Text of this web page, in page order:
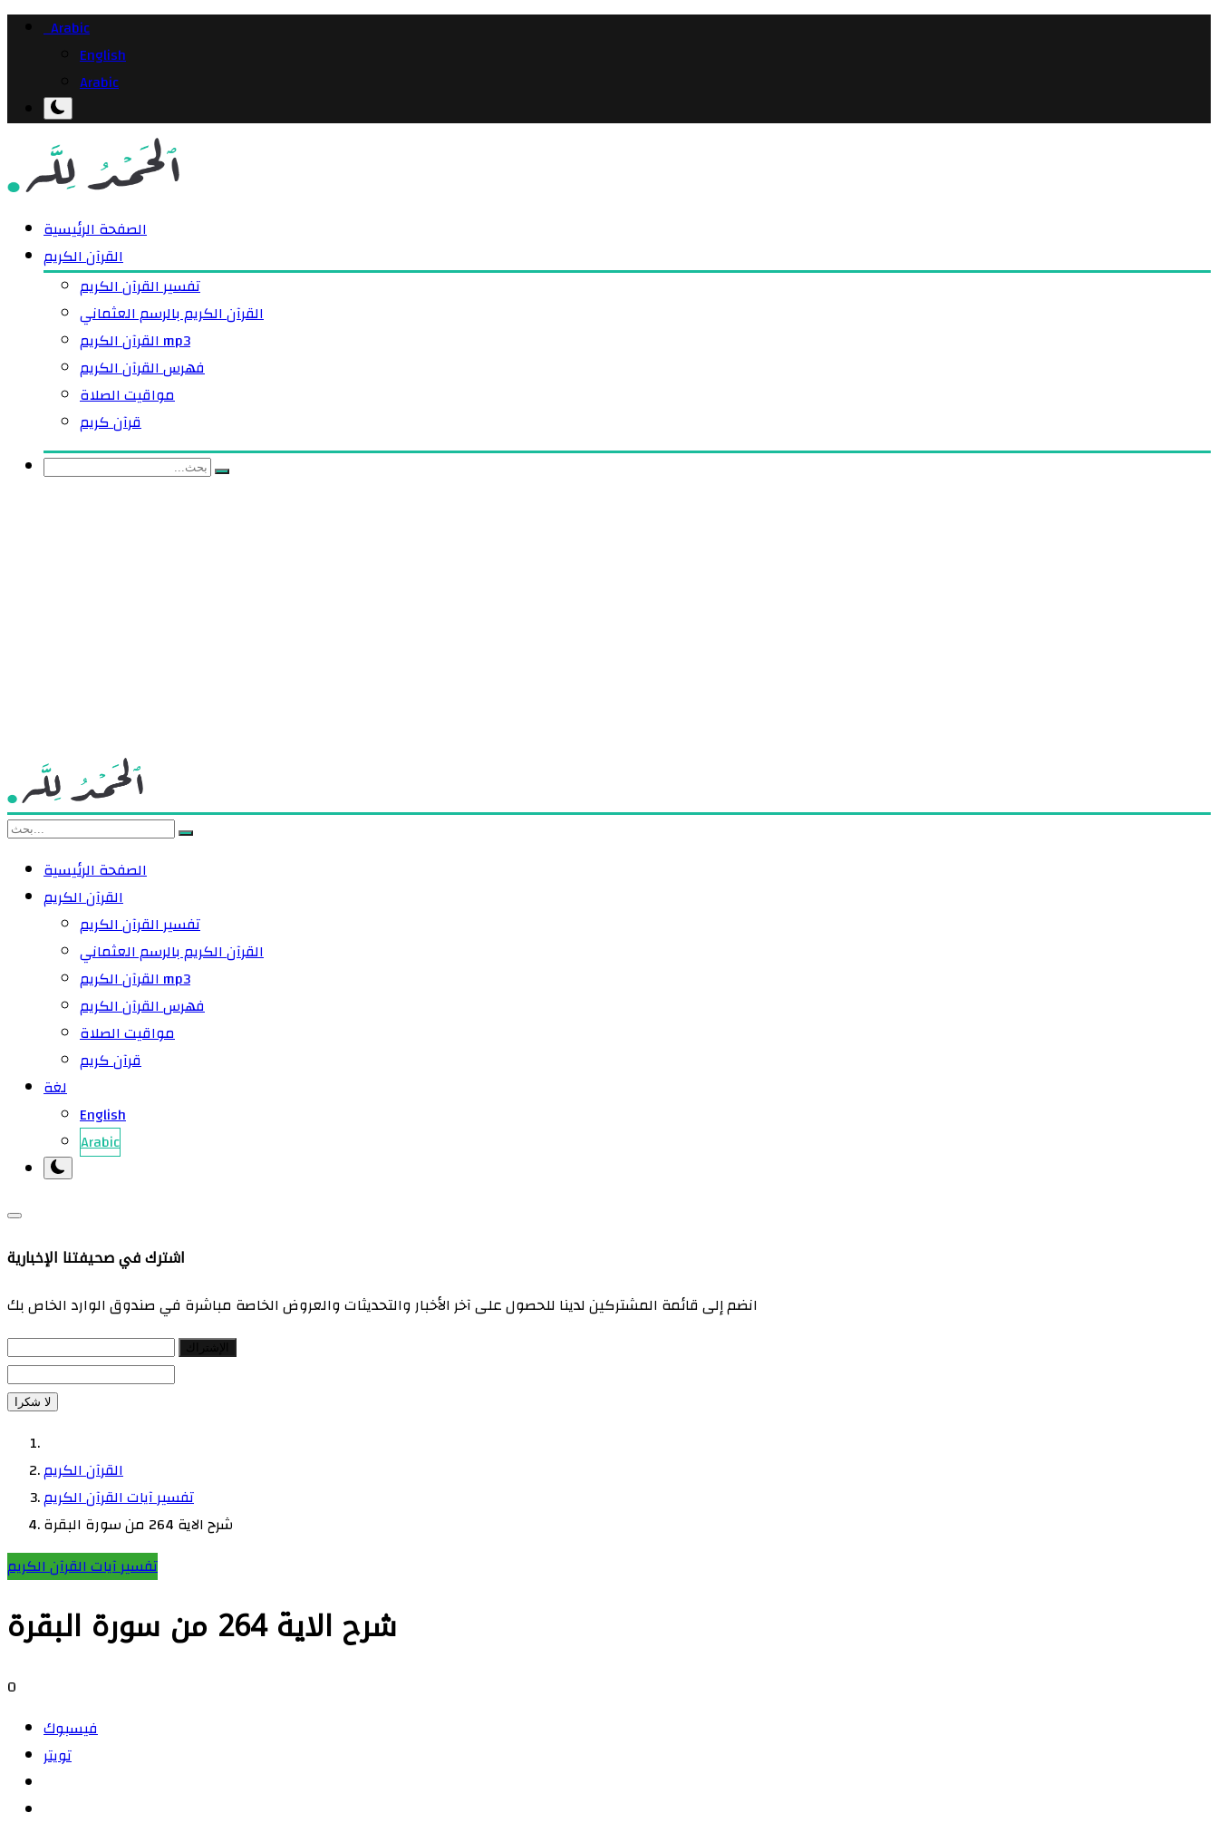
Arabic
English
Arabic
الصفحة الرئيسية
القرآن الكريم
تفسير القرآن الكريم
القرآن الكريم بالرسم العثماني
القرآن الكريم mp3
فهرس القرآن الكريم
مواقيت الصلاة
قرآن كريم
الصفحة الرئيسية
القرآن الكريم
تفسير القرآن الكريم
القرآن الكريم بالرسم العثماني
القرآن الكريم mp3
فهرس القرآن الكريم
مواقيت الصلاة
قرآن كريم
لغة
English
Arabic
اشترك في صحيفتنا الإخبارية
انضم إلى قائمة المشتركين لدينا للحصول على آخر الأخبار والتحديثات والعروض الخاصة مباشرة في صندوق الوارد الخاص بك
لا شكرا
القرآن الكريم
تفسير آيات القرآن الكريم
شرح الاية 264 من سورة البقرة
تفسير آيات القرآن الكريم
شرح الاية 264 من سورة البقرة
0
فيسبوك
تويتر